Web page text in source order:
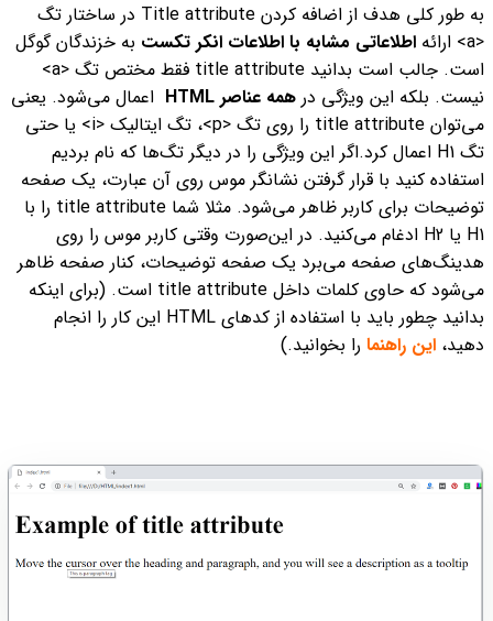
به طور کلی هدف از اضافه کردن Title attribute در ساختار تگ
<a> ارائه
اطلاعاتی مشابه با اطلاعات انکر تکست به خزندگان گوگل
است.
جالب است بدانید title attribute فقط مختص تگ <a>
نیست. بلکه این ویژگی در همه عناصر HTML
اعمال می‌شود. یعنی
می‌توان title attribute را روی تگ <p>، تگ ایتالیک <i> یا حتی
تگ H1 اعمال کرد.
اگر این ویژگی را در دیگر تگ‌ها که نام بردیم
استفاده کنید با قرار گرفتن نشانگر موس روی آن عبارت، یک صفحه
توضیحات برای کاربر ظاهر می‌شود. مثلا شما title attribute را با
H1 یا H2 ادغام می‌کنید. در این‌صورت وقتی کاربر موس را روی
هدینگ‌های صفحه می‌برد یک صفحه توضیحات، کنار صفحه ظاهر
می‌شود که حاوی کلمات داخل title attribute است. (برای اینکه
بدانید چطور باید با استفاده از کدهای HTML این کار را انجام
دهید، این راهنما را بخوانید.)